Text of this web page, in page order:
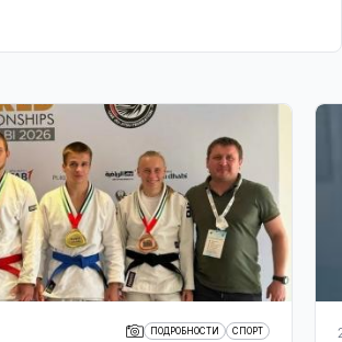
ПОДРОБНОСТИ СПОРТ